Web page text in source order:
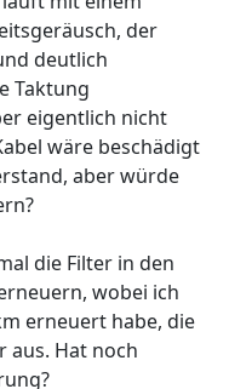
der
deutlich
Taktung
eigentlich nicht
wäre beschädigt
aber würde
die Filter in den
wobei ich
erneuert habe, die
aus. Hat noch